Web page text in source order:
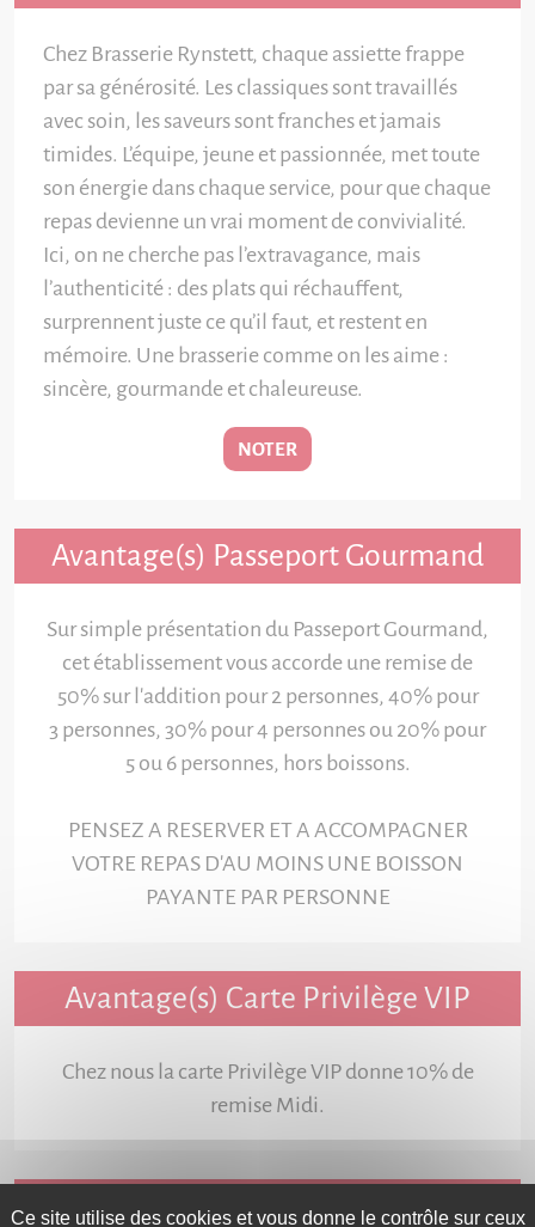
Chez Brasserie Rynstett, chaque assiette frappe
par sa générosité. Les classiques sont travaillés
avec soin, les saveurs sont franches et jamais
timides. L’équipe, jeune et passionnée, met toute
son énergie dans chaque service, pour que chaque
repas devienne un vrai moment de convivialité.
Ici, on ne cherche pas l’extravagance, mais
l’authenticité : des plats qui réchauffent,
surprennent juste ce qu’il faut, et restent en
mémoire. Une brasserie comme on les aime :
sincère, gourmande et chaleureuse.
NOTER
Avantage(s) Passeport Gourmand
Sur simple présentation du Passeport Gourmand,
cet établissement vous accorde une remise de
50% sur l'addition pour 2 personnes, 40% pour
3 personnes, 30% pour 4 personnes ou 20% pour
5 ou 6 personnes, hors boissons.
PENSEZ A RESERVER ET A ACCOMPAGNER
VOTRE REPAS D'AU MOINS UNE BOISSON
PAYANTE PAR PERSONNE
Avantage(s) Carte Privilège VIP
Chez nous la carte Privilège VIP donne 10% de
remise Midi.
Services
Ce site utilise des cookies et vous donne le contrôle sur ceux